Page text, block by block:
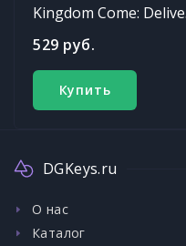
529 руб.
Купить
DGKeys.ru
О нас
Каталог